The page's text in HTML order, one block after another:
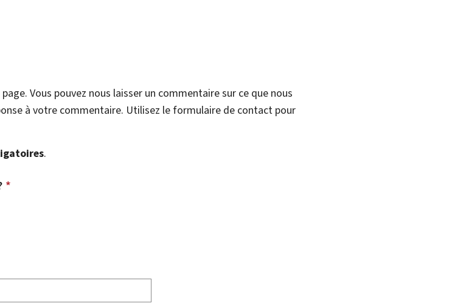
Vous pouvez nous laisser un commentaire sur ce que nous
à votre commentaire. Utilisez le formulaire de contact pour
.
*